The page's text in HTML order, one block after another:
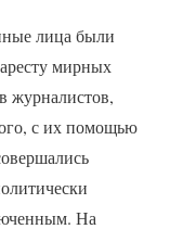
лица были
мирных
журналистов,
с их помощью
На